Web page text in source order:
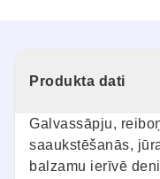
Produkta dati
Galvassāpju,
saaukstēšanās,
balzamu ierīvē